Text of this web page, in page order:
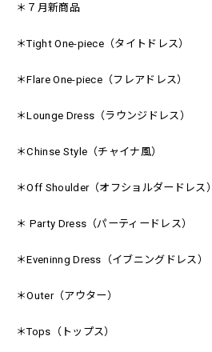
＊７月新商品
＊Tight One-piece（タイトドレス）
＊Flare One-piece（フレアドレス）
＊Lounge Dress（ラウンジドレス）
＊Chinse Style（チャイナ風）
＊Off Shoulder（オフショルダードレス）
＊ Party Dress（パーティードレス）
＊Eveninng Dress（イブニングドレス）
＊Outer（アウター）
＊Tops（トップス）